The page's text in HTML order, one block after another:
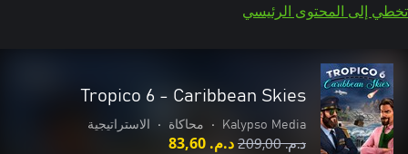
تخطي إلى المحتوى الرئيسي
Tropico 6 - Caribbean Skies
Kalypso Media
• محاكاة • الاستراتيجية
د.م.‏ 209,00 د.م.‏ 83,60